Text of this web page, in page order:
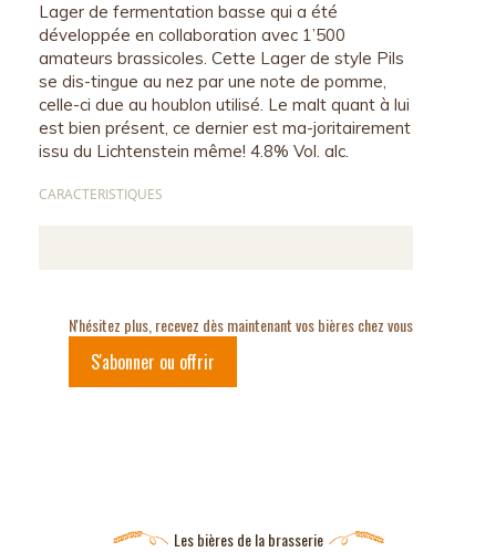
Lager de fermentation basse qui a été
développée en collaboration avec 1’500
amateurs brassicoles. Cette Lager de style Pils
se dis-tingue au nez par une note de pomme,
celle-ci due au houblon utilisé. Le malt quant à lui
est bien présent, ce dernier est ma-joritairement
issu du Lichtenstein même! 4.8% Vol. alc.
CARACTERISTIQUES
N'hésitez plus, recevez dès maintenant vos bières chez vous
S'abonner ou offrir
Les bières de la brasserie